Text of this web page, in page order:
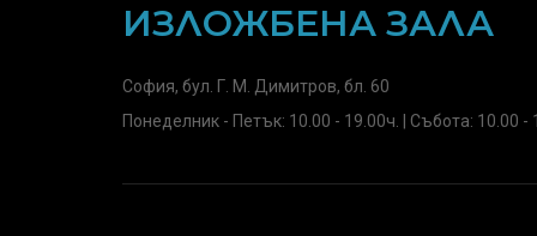
ИЗЛОЖБЕНА ЗАЛА
София, бул. Г. М. Димитров, бл. 60
Понеделник - Петък: 10.00 - 19.00ч. | Събота: 10.00 -